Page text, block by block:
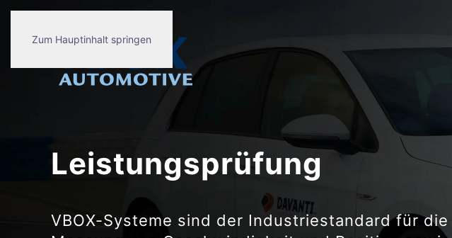
Zum Hauptinhalt springen
Leistungsprüfung
VBOX-Systeme sind der Industriestandard für die